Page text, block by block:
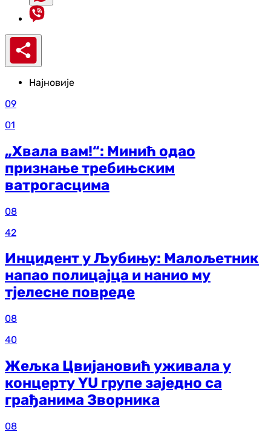
Најновије
09
01
„Хвала вам!“: Минић одао
признање требињским
ватрогасцима
08
42
Инцидент у Љубињу: Малољетник
напао полицајца и нанио му
тјелесне повреде
08
40
Жељка Цвијановић уживала у
концерту YU групе заједно са
грађанима Зворника
08